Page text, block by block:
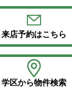
来店予約はこちら
学区から物件検索